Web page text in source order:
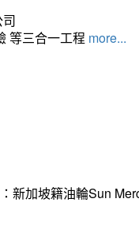
等三合一工程 more...
新加坡籍油輪Sun